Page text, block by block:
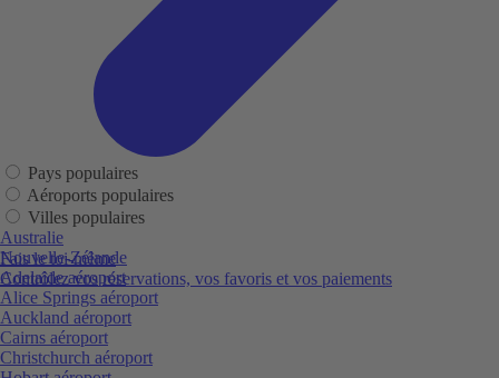
Fais le toi-même
Contrôlez vos réservations, vos favoris et vos paiements
Pays populaires
Aéroports populaires
Villes populaires
Australie
Nouvelle-Zélande
Adelaide aéroport
Alice Springs aéroport
Auckland aéroport
Cairns aéroport
Christchurch aéroport